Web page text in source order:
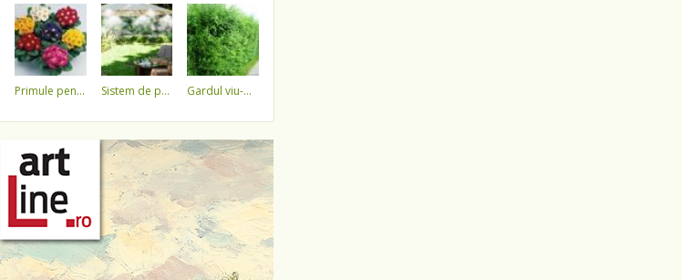
primule pentru 1 martie 3,5 lei / ghiveci !!!! sistem de pulverizare a apei gardul viu-minune!